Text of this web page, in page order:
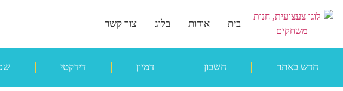
בית אודות בלוג צור קשר
חדש באתר חשבון דמיון דידקטי